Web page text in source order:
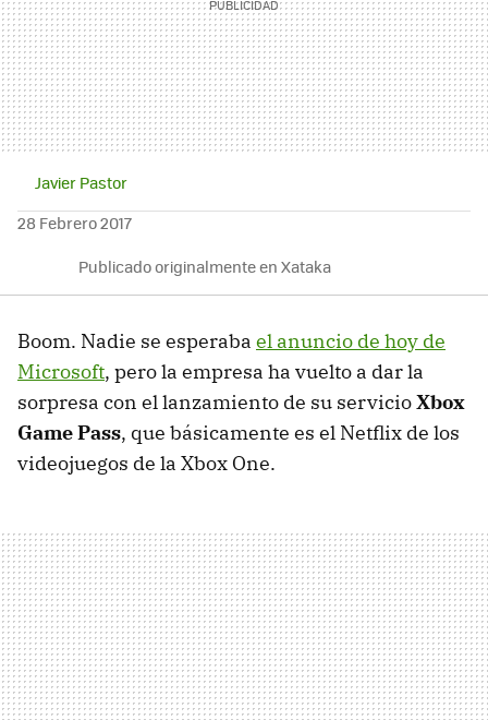
Javier Pastor
28 Febrero 2017
Publicado originalmente en Xataka
Boom. Nadie se esperaba el anuncio de hoy de
Microsoft, pero la empresa ha vuelto a dar la
sorpresa con el lanzamiento de su servicioXbox
Game Pass, que básicamente es el Netflix de los
videojuegos de la Xbox One.